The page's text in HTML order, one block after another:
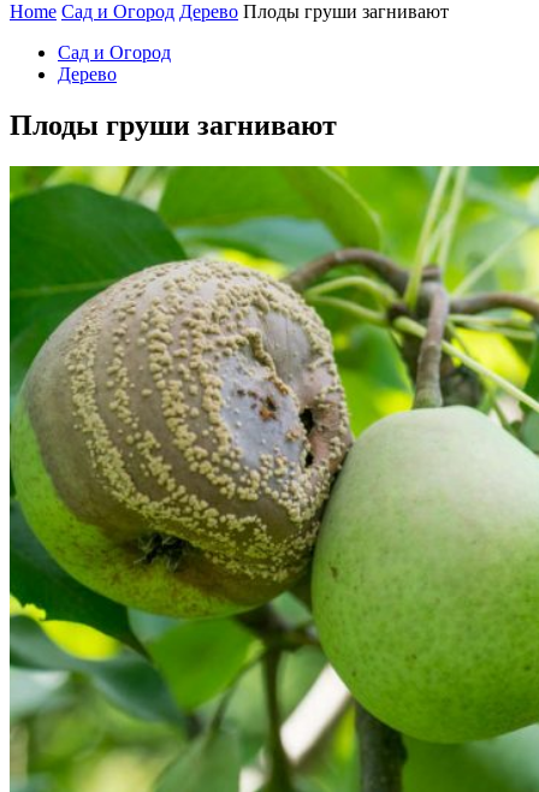
Home Сад и Огород Дерево Плоды груши загнивают
Сад и Огород
Дерево
Плоды груши загнивают